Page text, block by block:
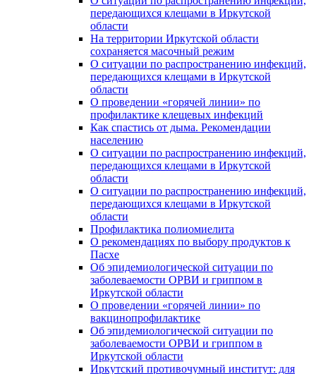
передающихся клещами в Иркутской
области
На территории Иркутской области
сохраняется масочный режим
О ситуации по распространению инфекций,
передающихся клещами в Иркутской
области
О проведении «горячей линии» по
профилактике клещевых инфекций
Как спастись от дыма. Рекомендации
населению
О ситуации по распространению инфекций,
передающихся клещами в Иркутской
области
О ситуации по распространению инфекций,
передающихся клещами в Иркутской
области
Профилактика полиомиелита
О рекомендациях по выбору продуктов к
Пасхе
Об эпидемиологической ситуации по
заболеваемости ОРВИ и гриппом в
Иркутской области
О проведении «горячей линии» по
вакцинопрофилактике
Об эпидемиологической ситуации по
заболеваемости ОРВИ и гриппом в
Иркутской области
Иркутский противочумный институт: для